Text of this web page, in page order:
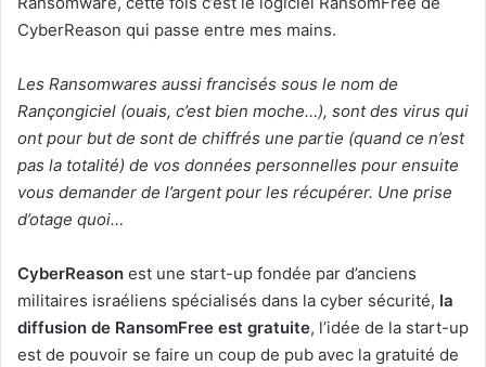
CyberReason qui passe entre mes mains.
Les Ransomwares aussi francisés sous le nom de
Rançongiciel (ouais, c’est bien moche…), sont des virus qui
ont pour but de sont de chiffrés une partie (quand ce n’est
pas la totalité) de vos données personnelles pour ensuite
vous demander de l’argent pour les récupérer. Une prise
d’otage quoi…
CyberReason est une start-up fondée par d’anciens
militaires israéliens spécialisés dans la cyber sécurité, la
diffusion de RansomFree est gratuite, l’idée de la start-up
est de pouvoir se faire un coup de pub avec la gratuité de